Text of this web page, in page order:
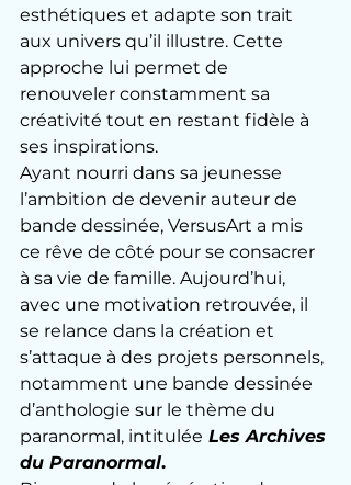
esthétiques et adapte son trait
aux univers qu’il illustre. Cette
approche lui permet de
renouveler constamment sa
créativité tout en restant fidèle à
ses inspirations.
Ayant nourri dans sa jeunesse
l’ambition de devenir auteur de
bande dessinée, VersusArt a mis
ce rêve de côté pour se consacrer
à sa vie de famille. Aujourd’hui,
avec une motivation retrouvée, il
se relance dans la création et
s’attaque à des projets personnels,
notamment une bande dessinée
d’anthologie sur le thème du
paranormal, intitulée Les Archives
du Paranormal.